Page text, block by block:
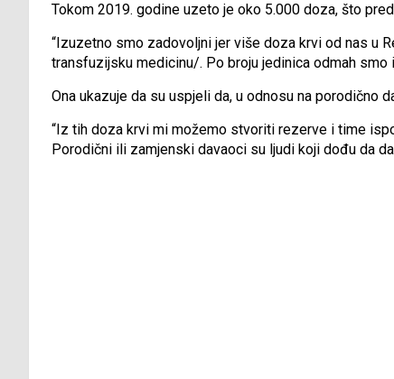
Tokom 2019. godine uzeto je oko 5.000 doza, što
“Izuzetno smo zadovoljni jer više doza krvi od nas u
transfuzijsku medicinu/. Po broju jedinica odmah smo
Ona ukazuje da su uspjeli da, u odnosu na porodično
“Iz tih doza krvi mi možemo stvoriti rezerve i time
Porodični ili zamjenski davaoci su ljudi koji dođu da